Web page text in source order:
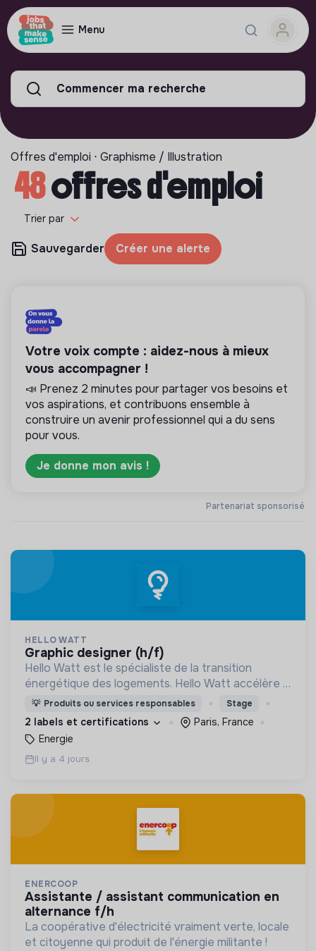
Menu
Commencer ma recherche
Offres d'emploi ⋅ Graphisme / Illustration
48offres d'emploi
Trier par
Sauvegarder Créer une alerte
Partenariat sponsorisé
Votre voix compte : aidez-nous à mieux
vous accompagner !
📣 Prenez 2 minutes pour partager vos besoins et
vos aspirations, et contribuons ensemble à
construire un avenir professionnel qui a du sens
pour vous.
Je donne mon avis !
HELLO WATT
graphic designer (h/f)
Hello Watt est le spécialiste de la transition
énergétique des logements. Hello Watt accélère la
transition énergétique en la rendant plus simple,
plus intelligente et plus accessible.
💡 Produits ou services responsables Stage
2 labels et certifications
Paris, France
Energie
Il y a 4 jours
ENERCOOP
assistante / assistant communication en
alternance f/h
La coopérative d'électricité vraiment verte, locale
et citoyenne qui produit de l'énergie militante !